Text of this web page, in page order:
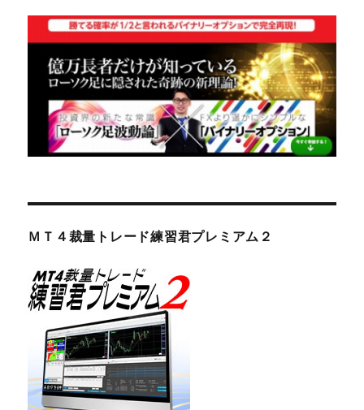
ＭＴ４裁量トレード練習君プレミアム２